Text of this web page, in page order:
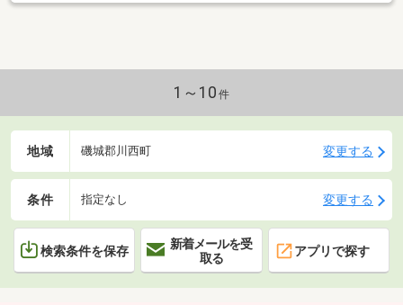
1～10 件
地域 磯城郡川西町 変更する
条件 指定なし 変更する
検索条件を保存
新着メールを受
取る
アプリで探す